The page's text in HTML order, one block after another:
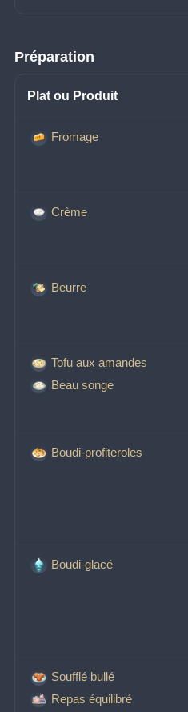
Préparation
Plat ou Produit
Fromage
Crème
Beurre
Tofu aux amandes
Beau songe
Boudi-profiteroles
Boudi-glacé
Soufflé bullé
Repas équilibré